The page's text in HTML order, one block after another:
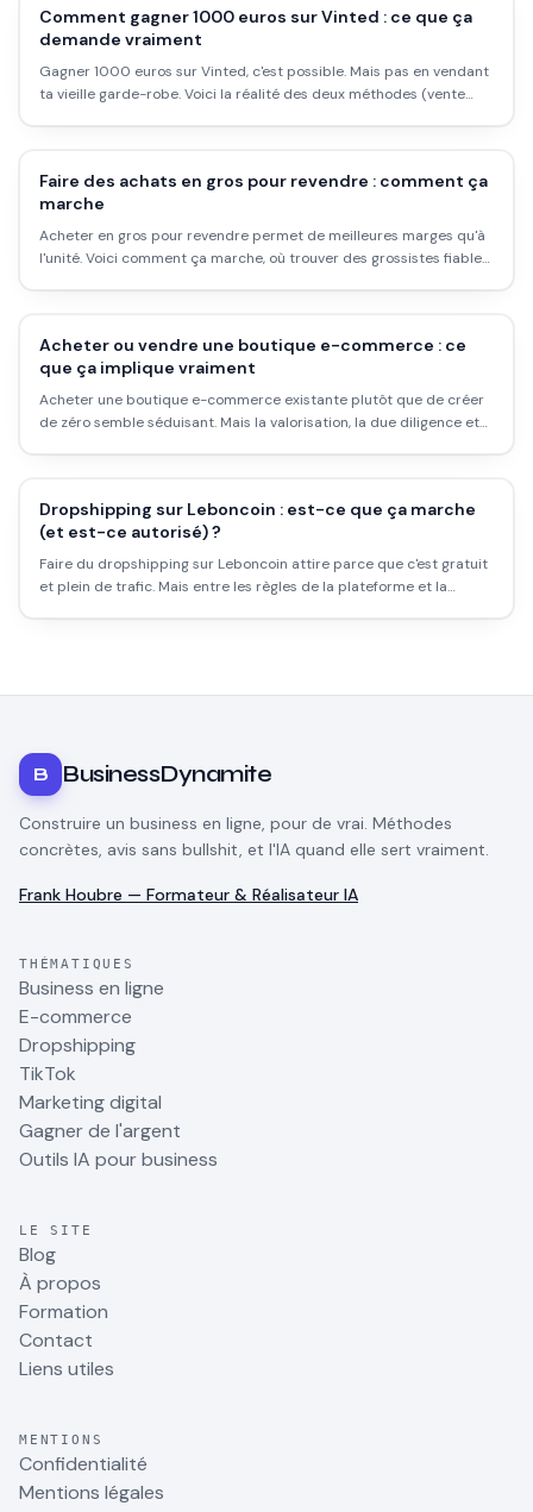
Comment gagner 1000 euros sur Vinted : ce que ça
demande vraiment
Gagner 1000 euros sur Vinted, c'est possible. Mais pas en vendant
ta vieille garde-robe. Voici la réalité des deux méthodes (vente
Faire des achats en gros pour revendre : comment ça
marche
Acheter en gros pour revendre permet de meilleures marges qu'à
l'unité. Voici comment ça marche, où trouver des grossistes fiables,
Acheter ou vendre une boutique e-commerce : ce
que ça implique vraiment
Acheter une boutique e-commerce existante plutôt que de créer
de zéro semble séduisant. Mais la valorisation, la due diligence et
Dropshipping sur Leboncoin : est-ce que ça marche
(et est-ce autorisé) ?
Faire du dropshipping sur Leboncoin attire parce que c'est gratuit
et plein de trafic. Mais entre les règles de la plateforme et la
B BusinessDynamite
Construire un business en ligne, pour de vrai. Méthodes
concrètes, avis sans bullshit, et l'IA quand elle sert vraiment.
Frank Houbre — Formateur & Réalisateur IA
THÉMATIQUES
Business en ligne
E-commerce
Dropshipping
TikTok
Marketing digital
Gagner de l'argent
Outils IA pour business
LE SITE
Blog
À propos
Formation
Contact
Liens utiles
MENTIONS
Confidentialité
Mentions légales